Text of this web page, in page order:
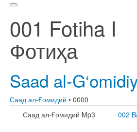
001 Fotiha I
Фотиҳа
Saad al-
Саад ал-Ғомидий • 0000
Саад ал-Ғомидий Mp3
002